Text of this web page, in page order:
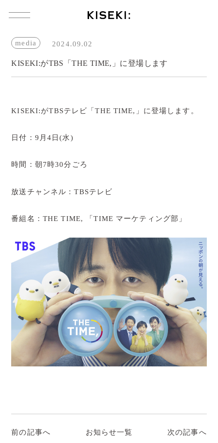
ン
製 品
製品一覧
KISEKI:ペティ
KISEKI:三徳
KISEKI:ペティ
ダイヤモンド砥石・専用ホルダー
KISEKI:について
コンセプト
おいしい切れ味の秘密
開発ストーリー
KISEKI:のギフト
研ぎ直しサービス 里帰り
media 2024.09.02
KISEKI:がTBS「THE TIME,」に登場します
KISEKI:がTBSテレビ「THE TIME,」に登場します。
日付：9月4日(水)
時間：朝7時30分ごろ
放送チャンネル：TBSテレビ
番組名：THE TIME, 「TIME マーケティング部」
前の記事へ お知らせ一覧 次の記事へ